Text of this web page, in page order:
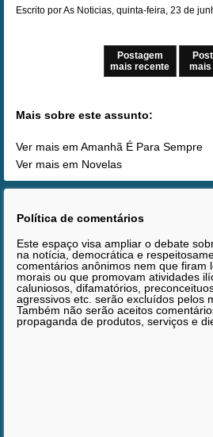
Escrito por As Noticias, quinta-feira, 23 de
Postagem
mais recente
mais
Mais sobre este assunto:
Ver mais em Amanhã É Para Sempre
Ver mais em Novelas
Política de comentários
Este espaço visa ampliar o debate
na notícia, democrática e
comentários anônimos nem que firam
morais ou que promovam atividades
caluniosos, difamatórios,
agressivos etc. serão excluídos pelos
Também não serão aceitos
propaganda de produtos, serviços e